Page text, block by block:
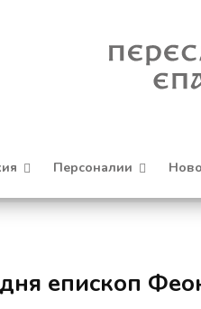
Персоналии
епископ